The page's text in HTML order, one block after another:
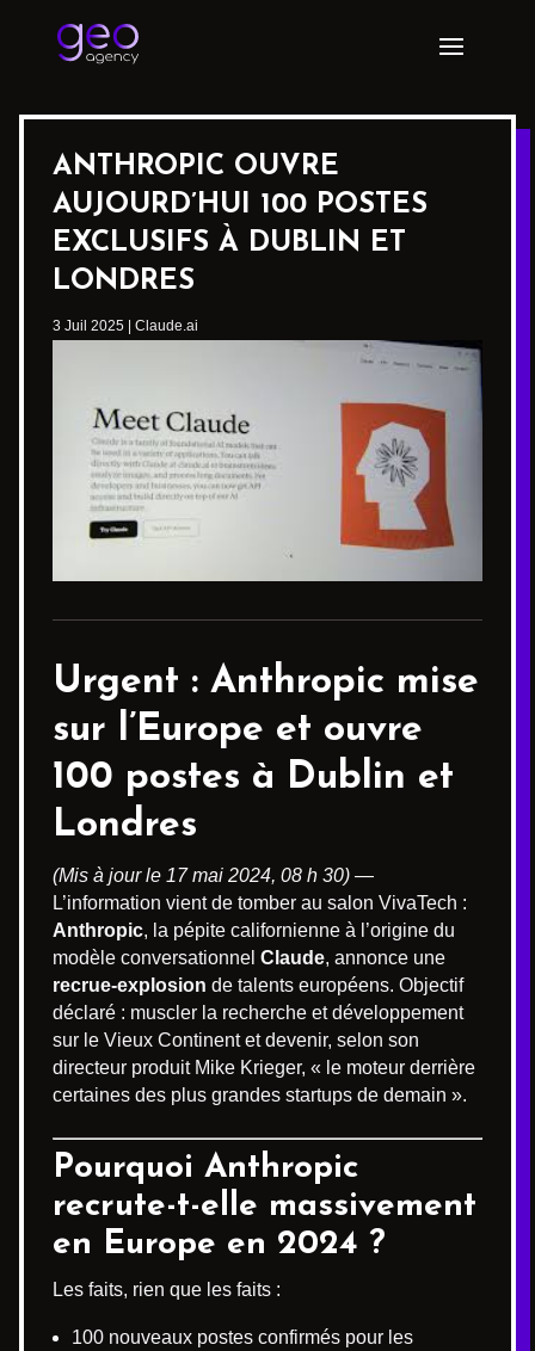
ANTHROPIC OUVRE
AUJOURD’HUI 100 POSTES
EXCLUSIFS À DUBLIN ET
LONDRES
3 Juil 2025 Claude.ai
Urgent : Anthropic mise
sur l’Europe et ouvre
100 postes à Dublin et
Londres
(Mis à jour le 17 mai 2024, 08 h 30) —
L’information vient de tomber au salon VivaTech :
Anthropic, la pépite californienne à l’origine du
modèle conversationnel Claude, annonce une
recrue-explosion de talents européens. Objectif
déclaré : muscler la recherche et développement
sur le Vieux Continent et devenir, selon son
directeur produit Mike Krieger, « le moteur derrière
certaines des plus grandes startups de demain ».
Pourquoi Anthropic
recrute-t-elle massivement
en Europe en 2024 ?
Les faits, rien que les faits :
100 nouveaux postes confirmés pour les